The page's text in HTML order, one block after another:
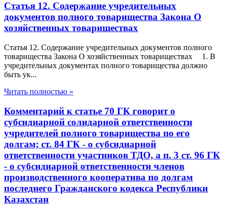
Статья 12. Содержание учредительных
документов полного товарищества Закона О
хозяйственных товариществах
Статья 12. Содержание учредительных документов полного
товарищества Закона О хозяйственных товариществах 1. В
учредительных документах полного товарищества должно
быть ук...
Читать полностью »
Комментарий к статье 70 ГК говорит о
субсидиарной солидарной ответственности
учредителей полного товарищества по его
долгам; ст. 84 ГК - о субсидиарной
ответственности участников ТДО, а п. 3 ст. 96 ГК
- о субсидиарной ответственности членов
производственного кооператива по долгам
последнего Гражданского кодекса Республики
Казахстан